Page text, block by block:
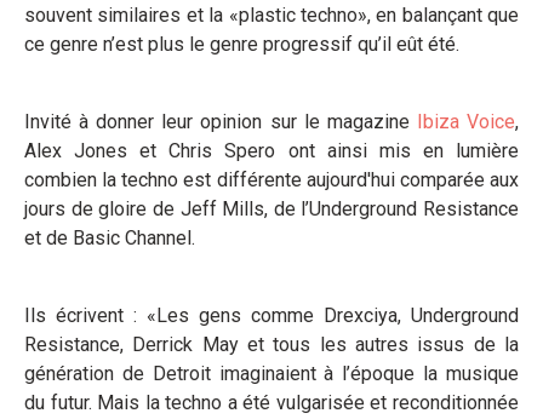
souvent similaires et la «plastic techno», en balançant que
ce genre n’est plus le genre progressif qu’il eût été.
Invité à donner leur opinion sur le magazine Ibiza Voice,
Alex Jones et Chris Spero ont ainsi mis en lumière
combien la techno est différente aujourd'hui comparée aux
jours de gloire de Jeff Mills, de l’Underground Resistance
et de Basic Channel.
Ils écrivent : «Les gens comme Drexciya, Underground
Resistance, Derrick May et tous les autres issus de la
génération de Detroit imaginaient à l’époque la musique
du futur. Mais la techno a été vulgarisée et reconditionnée